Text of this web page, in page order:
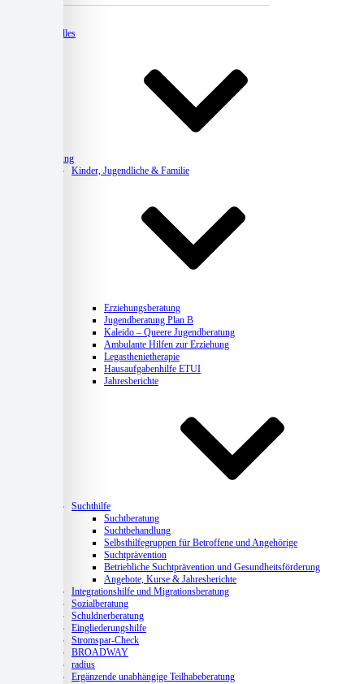
Aktuelles
Beratung
Kinder, Jugendliche & Familie
Erziehungsberatung
Jugendberatung Plan B
Kaleido – Queere Jugendberatung
Ambulante Hilfen zur Erziehung
Legasthenietherapie
Hausaufgabenhilfe ETUI
Jahresberichte
Suchthilfe
Suchtberatung
Suchtbehandlung
Selbsthilfegruppen für Betroffene und Angehörige
Suchtprävention
Betriebliche Suchtprävention und Gesundheitsförderung
Angebote, Kurse & Jahresberichte
Integrationshilfe und Migrationsberatung
Sozialberatung
Schuldnerberatung
Eingliederungshilfe
Stromspar-Check
BROADWAY
radius
Ergänzende unabhängige Teilhabeberatung